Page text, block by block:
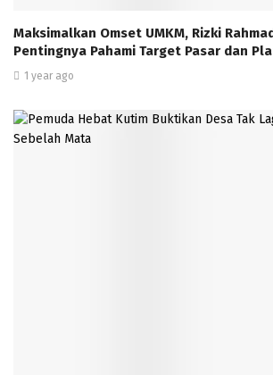
Maksimalkan Omset UMKM, Rizki
Pentingnya Pahami Target Pasar dan
1 year ago